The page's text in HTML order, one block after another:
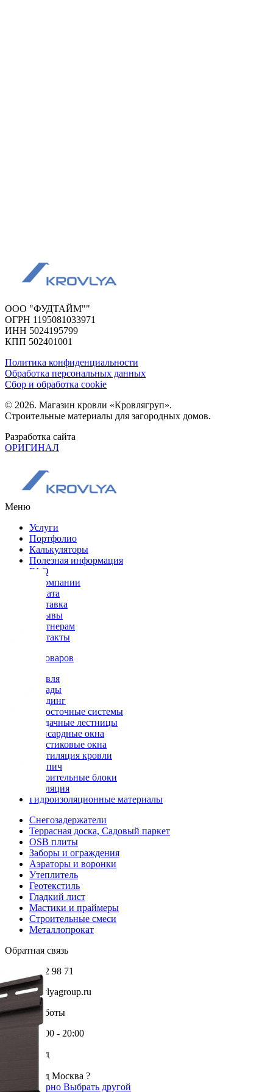
ООО "ФУДТАЙМ""
ОГРН 1195081033971
ИНН 5024195799
КПП 502401001
Политика конфиденциальности
Обработка персональных данных
Сбор и обработка cookie
© 2026. Магазин кровли «Кровлягруп».
Строительные материалы для загородных домов.
Разработка сайта
ОРИГИНАЛ
Меню
Услуги
Портфолио
Калькуляторы
Полезная информация
FAQ
О компании
Оплата
Доставка
Отзывы
Партнерам
Контакты
Каталог товаров
Кровля
Фасады
Сайдинг
Водосточные системы
Чердачные лестницы
Мансардные окна
Пластиковые окна
Вентиляция кровли
Кирпич
Строительные блоки
Изоляция
Гидроизоляционные материалы
Снегозадержатели
Террасная доска, Садовый паркет
OSB плиты
Заборы и ограждения
Аэраторы и воронки
Утеплитель
Геотекстиль
Гладкий лист
Мастики и праймеры
Строительные смеси
Металлопрокат
Обратная связь
+7 985 002 98 71
info@krovlyagroup.ru
Режим работы
Пн-Пт: 9:00 - 20:00
Ваш город
Ваш город Москва ?
Да, все верно Выбрать другой